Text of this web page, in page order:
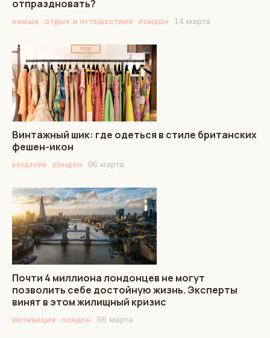
отпраздновать?
АФИША ОТДЫХ И ПУТЕШЕСТВИЯ ЛОНДОН 14 марта
Винтажный шик: где одеться в стиле британских
фешен-икон
КУЛЬТУРА ЛОНДОН 06 марта
Почти 4 миллиона лондонцев не могут
позволить себе достойную жизнь. Эксперты
винят в этом жилищный кризис
МОТИВАЦИЯ ЛОНДОН 06 марта